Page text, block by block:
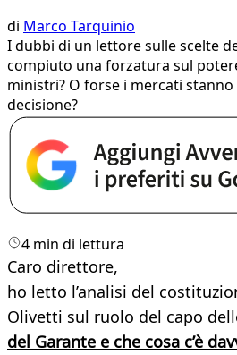
di Marco Tarquinio
I dubbi di un lettore sulle scelte
compiuto una forzatura sul
ministri? O forse i mercati
decisione?
4 min di lettura
Caro direttore,
ho letto l’analisi del
Olivetti sul ruolo del capo
del Garante e che cosa c’è